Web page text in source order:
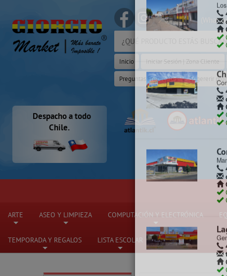
Inicio Iniciar Sesión | Zona Cliente
Preguntas Frecuentes Sugererir
Despacho a todo
Chile.
¡
Selecciona
ARTE ASEO Y LIMPIEZA
+
COMPUTACIÓN Y ELECTRÓNICA
TEMPORADA Y REGALOS LISTA ESCOLAR